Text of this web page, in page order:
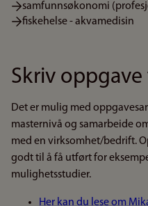
samfunnsøkonomi
fiskehelse - akvamedisin
Skriv
Det er mulig med
masternivå og samarbeide
med en virksomhet/bedrift.
godt til å få utført for
mulighetsstudier.
Her kan du lese om